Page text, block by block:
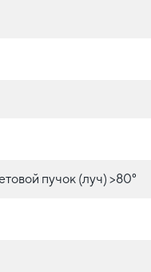
пучок (луч) >80°